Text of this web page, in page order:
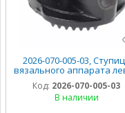
2026-070-005-03,
вязального аппарата
Sipma Z-224
Код: 2026-070-005-03
В наличии